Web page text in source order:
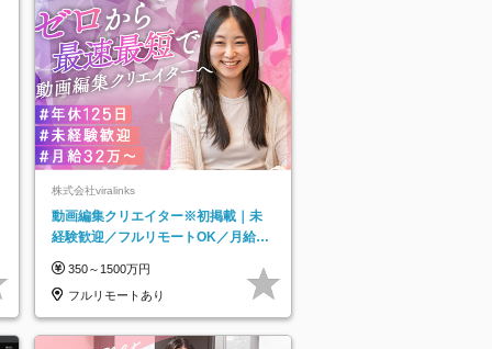
株式会社viralinks
動画編集クリエイター※初掲載｜未
経験歓迎／フルリモートOK／月給32
350～1500万円
フルリモートあり